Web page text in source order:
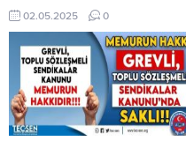
(TEÇ-SEN) Kayseri Şubesi, geçmiş
dönemlerde Kayseri İl Milli Eğitim
Müdür Yardımcılığı görevinde
bulunan Osman KARACA’yı tedavi
gördüğü hastanede ziyaret
ederek geçmiş olsun dileklerini
iletti. Ziyarette, TEÇ-SEN Kayseri
Şube Başkanı ve ziyaret heyeti,
02.05.2025 0